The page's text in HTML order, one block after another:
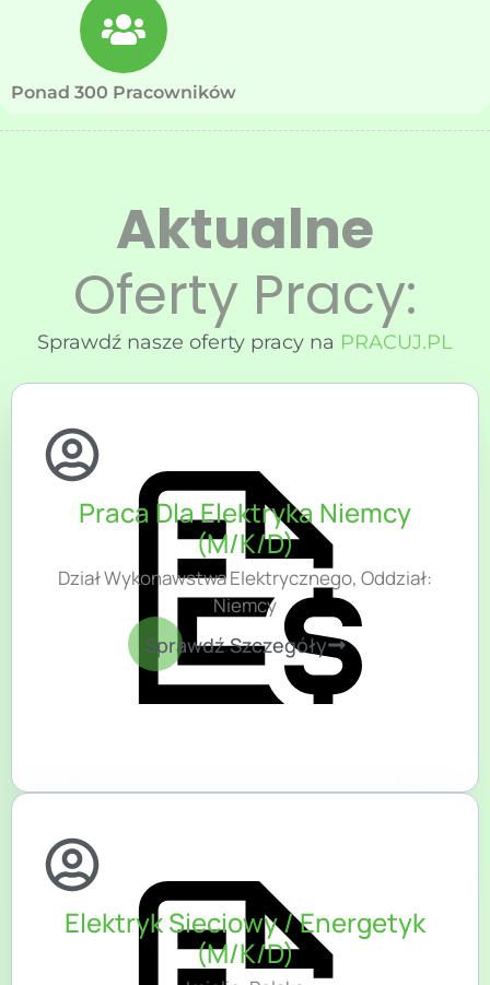
Ponad 300 Pracowników
Aktualne
Oferty Pracy:
Sprawdź nasze oferty pracy na PRACUJ.PL
Praca Dla Elektryka Niemcy
(M/K/D)
Dział Wykonawstwa Elektrycznego, Oddział:
Niemcy
Sprawdź Szczegóły
Elektryk Sieciowy / Energetyk
(M/K/D)